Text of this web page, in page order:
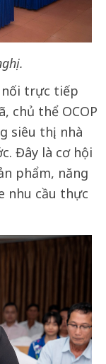
nối trực tiếp
chủ thể OCOP
siêu thị, nhà
Đây là cơ hội
phẩm, năng
nhu cầu thực